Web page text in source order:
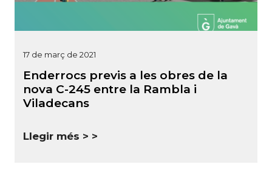
17 de març de 2021
Enderrocs previs a les obres de la
nova C-245 entre la Rambla i
Viladecans
Llegir més >